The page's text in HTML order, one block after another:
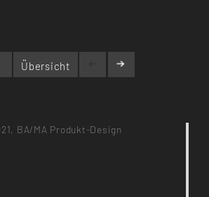
Übersicht
BA/MA Produkt-Design